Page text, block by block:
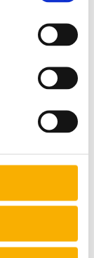
139,00 zł
do koszyka
5,00 zł